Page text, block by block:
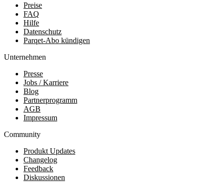
Preise
FAQ
Hilfe
Datenschutz
Parqet-Abo kündigen
Unternehmen
Presse
Jobs / Karriere
Blog
Partnerprogramm
AGB
Impressum
Community
Produkt Updates
Changelog
Feedback
Diskussionen